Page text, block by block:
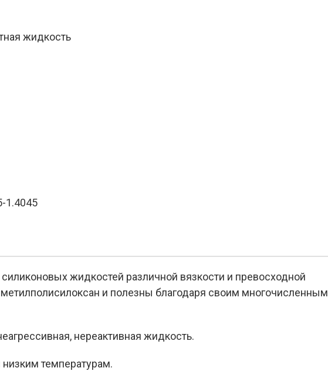
жидкость
1.4045
жидкостей различной вязкости и превосходной
и полезны благодаря своим многочисленным
нереактивная жидкость.
температурам.